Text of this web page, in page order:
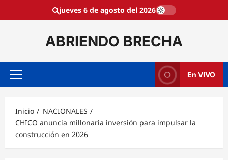
jueves 6 de agosto del 2026
ABRIENDO BRECHA
Menú
En VIVO
Inicio
NACIONALES
CHICO anuncia millonaria inversión para impulsar la
construcción en 2026